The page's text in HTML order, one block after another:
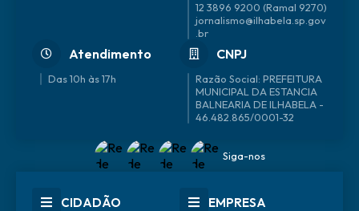
12 3896 9200 (Ramal 9270)
jornalismo@ilhabela.sp.gov
.br
Atendimento
Das 10h às 17h
CNPJ
46.482.865/0001-32
Siga-nos
CIDADÃO EMPRESA